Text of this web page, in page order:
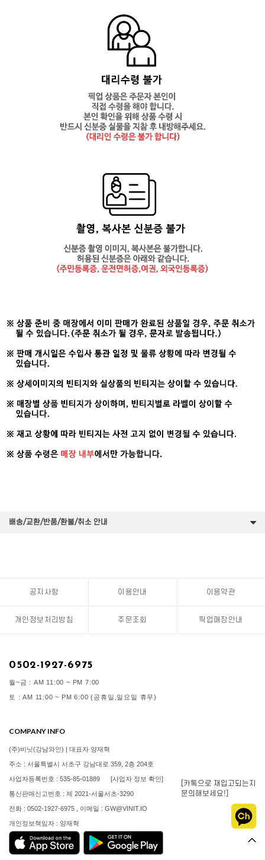
배송/교환/반품/환불/취소 안내
공지사항 이용안내 이용약관
개인정보처리방침 주문조회 픽업매장안내
0502-1927-6975
월~금 : AM 11:00 ~ PM 7:00
토 : AM 11:00 ~ PM 6:00 (공휴일,일요일 휴무)
COMPANY INFO
(주)비닛(강남와인) | 대표자 양재혁
주소 : 서울특별시 서초구 강남대로 359, 2층 204호
사업자등록번호 : 535-85-01889 [사업자 정보 확인]
통신판매신고번호 : 제 2021-서울서초-3290
전화 : 0502-1927-6975 , 이메일 : GW@VINIT.IO
개인정보책임자 : 양재혁
[카톡으로 재입고되는지
문의해보세요!]